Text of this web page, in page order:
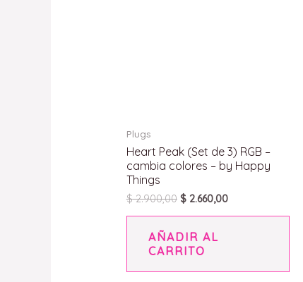
Plugs
Heart Peak (Set de 3) RGB –
cambia colores – by Happy
Things
$2.900,00 $2.660,00
AÑADIR AL
CARRITO